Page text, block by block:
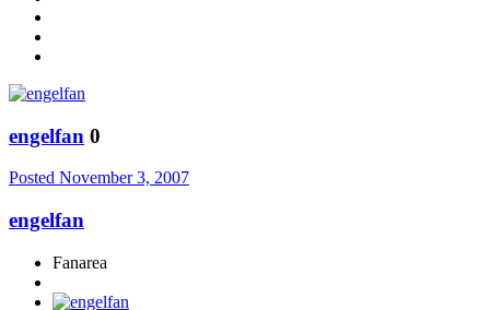
engelfan 0
Posted November 3, 2007
engelfan
Fanarea